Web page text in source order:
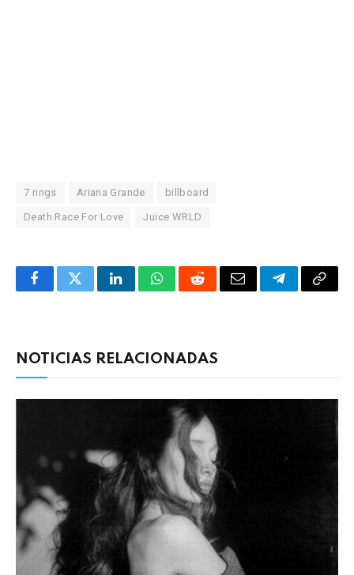
7 rings Ariana Grande billboard
Death Race For Love Juice WRLD
FacebookTwitterLinkedInWhatsAppRedditCorreoTelegrama
NOTICIAS RELACIONADAS